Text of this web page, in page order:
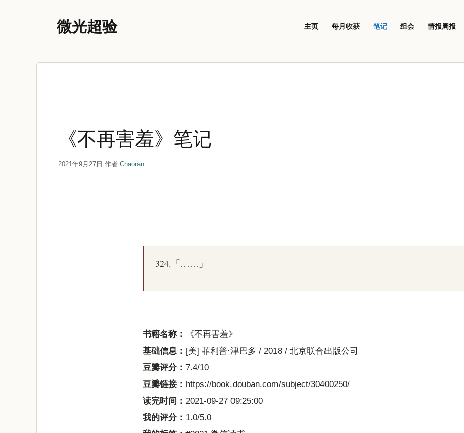
微光超验 主页 每月收获 笔记 组会 情报周报
《不再害羞》笔记
2021年9月27日 作者 Chaoran
324.「……」
书籍名称：
《不再害羞》
基础信息： [美] 菲利普·津巴多 / 2018 / 北京联合出版公司
豆瓣评分： 7.4/10
豆瓣链接： https://book.douban.com/subject/30400250/
读完时间： 2021-09-27 09:25:00
我的评分： 1.0/5.0